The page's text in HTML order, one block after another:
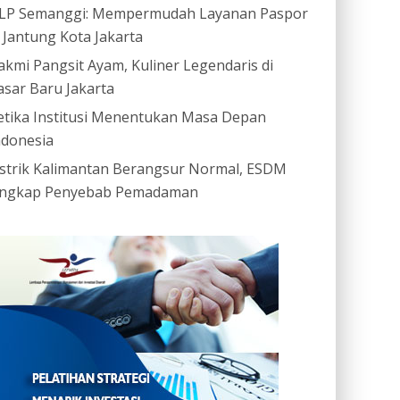
Semanggi: Mempermudah Layanan Paspor
Kota Jakarta
Pangsit Ayam, Kuliner Legendaris di
Baru Jakarta
Institusi Menentukan Masa Depan
Kalimantan Berangsur Normal, ESDM
Penyebab Pemadaman